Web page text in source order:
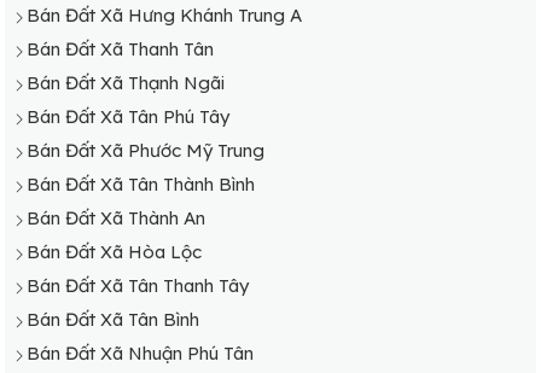
Bán Đất Xã Hưng Khánh Trung A
Bán Đất Xã Thanh Tân
Bán Đất Xã Thạnh Ngãi
Bán Đất Xã Tân Phú Tây
Bán Đất Xã Phước Mỹ Trung
Bán Đất Xã Tân Thành Bình
Bán Đất Xã Thành An
Bán Đất Xã Hòa Lộc
Bán Đất Xã Tân Thanh Tây
Bán Đất Xã Tân Bình
Bán Đất Xã Nhuận Phú Tân